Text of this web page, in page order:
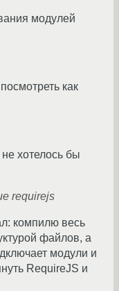
модулей
как
хотелось бы
requirejs
компилю весь
файлов, а
модули и
RequireJS и